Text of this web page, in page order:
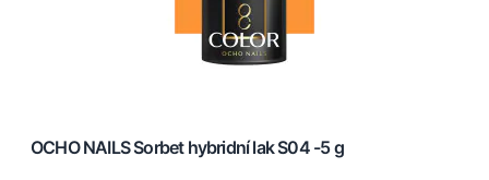
OCHO NAILS Sorbet hybridní lak S04 -5 g